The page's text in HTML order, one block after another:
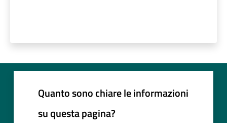
Quanto sono chiare le informazioni
su questa pagina?